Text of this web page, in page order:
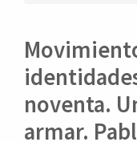
C
o
n
t
e
noventa.
armar.